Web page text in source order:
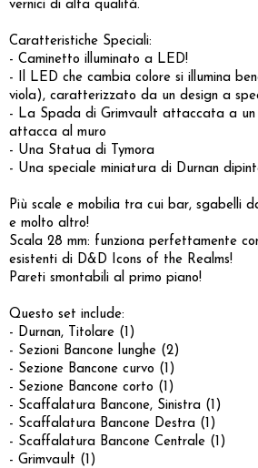
vernici di alta qualità.
Caratteristiche Speciali:
- Caminetto illuminato a LED!
- Il LED che cambia colore si illumina
viola), caratterizzato da un design a
- La Spada di Grimvault attaccata a un
attacca al muro
- Una Statua di Tymora
- Una speciale miniatura di Durnan
Più scale e mobilia tra cui bar, sgabelli
e molto altro!
Scala 28 mm: funziona perfettamente
esistenti di D&D Icons of the Realms!
Pareti smontabili al primo piano!
Questo set include:
- Durnan, Titolare (1)
- Sezioni Bancone lunghe (2)
- Sezione Bancone curvo (1)
- Sezione Bancone corto (1)
- Scaffalatura Bancone, Sinistra (1)
- Scaffalatura Bancone Destra (1)
- Scaffalatura Bancone Centrale (1)
- Grimvault (1)